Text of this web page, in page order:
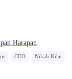
Harapan
CEO
Nikah Kilat